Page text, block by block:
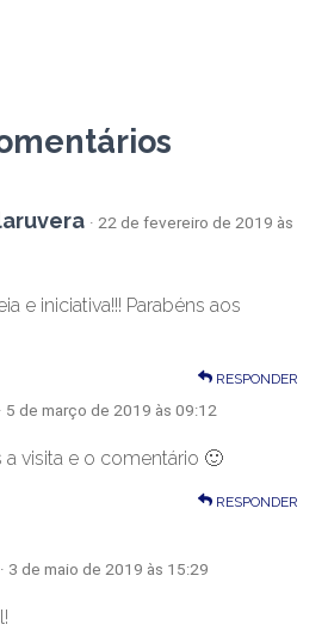
· 22 de fevereiro de 2019 às
e iniciativa!!! Parabéns aos
RESPONDER
· 5 de março de 2019 às 09:12
visita e o comentário 🙂
RESPONDER
· 3 de maio de 2019 às 15:29